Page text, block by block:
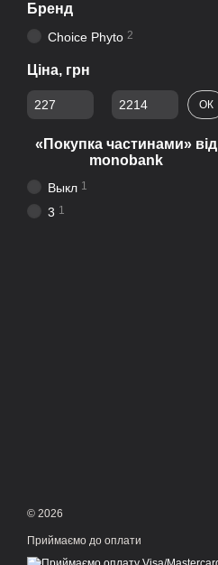
Бренд
Choice Phyto 2
Ціна, грн
Від Ціна, грн
До Ціна, грн ОК
«Покупка частинами» від
monobank
Выкл 1
3 1
© 2026
Приймаємо до оплати